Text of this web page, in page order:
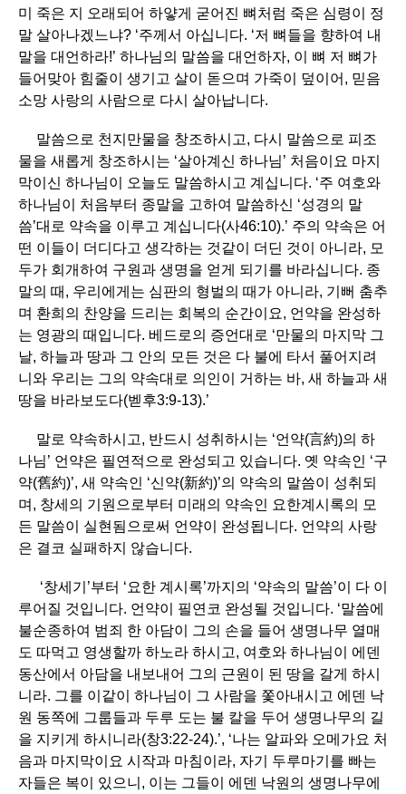
미 죽은 지 오래되어 하얗게 굳어진 뼈처럼 죽은 심령이 정
말 살아나겠느냐? ‘주께서 아십니다. ‘저 뼈들을 향하여 내
말을 대언하라!’ 하나님의 말씀을 대언하자, 이 뼈 저 뼈가
들어맞아 힘줄이 생기고 살이 돋으며 가죽이 덮이어, 믿음
소망 사랑의 사람으로 다시 살아납니다.
말씀으로 천지만물을 창조하시고, 다시 말씀으로 피조
물을 새롭게 창조하시는 ‘살아계신 하나님’ 처음이요 마지
막이신 하나님이 오늘도 말씀하시고 계십니다. ‘주 여호와
하나님이 처음부터 종말을 고하여 말씀하신 ‘성경의 말
씀’대로 약속을 이루고 계십니다(사46:10).’ 주의 약속은 어
떤 이들이 더디다고 생각하는 것같이 더딘 것이 아니라, 모
두가 회개하여 구원과 생명을 얻게 되기를 바라십니다. 종
말의 때, 우리에게는 심판의 형벌의 때가 아니라, 기뻐 춤추
며 환희의 찬양을 드리는 회복의 순간이요, 언약을 완성하
는 영광의 때입니다. 베드로의 증언대로 ‘만물의 마지막 그
날, 하늘과 땅과 그 안의 모든 것은 다 불에 타서 풀어지려
니와 우리는 그의 약속대로 의인이 거하는 바, 새 하늘과 새
땅을 바라보도다(벧후3:9-13).’
말로 약속하시고, 반드시 성취하시는 ‘언약(言約)의 하
나님’ 언약은 필연적으로 완성되고 있습니다. 옛 약속인 ‘구
약(舊約)’, 새 약속인 ‘신약(新約)’의 약속의 말씀이 성취되
며, 창세의 기원으로부터 미래의 약속인 요한계시록의 모
든 말씀이 실현됨으로써 언약이 완성됩니다. 언약의 사랑
은 결코 실패하지 않습니다.
‘창세기’부터 ‘요한 계시록’까지의 ‘약속의 말씀’이 다 이
루어질 것입니다. 언약이 필연코 완성될 것입니다. ‘말씀에
불순종하여 범죄 한 아담이 그의 손을 들어 생명나무 열매
도 따먹고 영생할까 하노라 하시고, 여호와 하나님이 에덴
동산에서 아담을 내보내어 그의 근원이 된 땅을 갈게 하시
니라. 그를 이같이 하나님이 그 사람을 쫓아내시고 에덴 낙
원 동쪽에 그룹들과 두루 도는 불 칼을 두어 생명나무의 길
을 지키게 하시니라(창3:22-24).’, ‘나는 알파와 오메가요 처
음과 마지막이요 시작과 마침이라, 자기 두루마기를 빠는
자들은 복이 있으니, 이는 그들이 에덴 낙원의 생명나무에